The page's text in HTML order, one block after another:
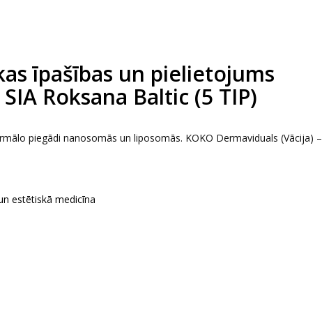
īpašības un pielietojums
Roksana Baltic (5 TIP)
piegādi nanosomās un liposomās. KOKO Dermaviduals (Vācija) –
estētiskā medicīna